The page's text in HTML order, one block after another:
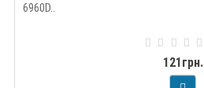
6960D..
121грн.